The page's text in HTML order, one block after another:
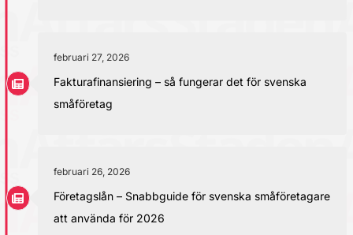
februari 27, 2026
Fakturafinansiering – så fungerar det för svenska
småföretag
februari 26, 2026
Företagslån – Snabbguide för svenska småföretagare
att använda för 2026